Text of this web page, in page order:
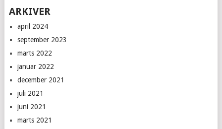
ARKIVER
april 2024
september 2023
marts 2022
januar 2022
december 2021
juli 2021
juni 2021
marts 2021